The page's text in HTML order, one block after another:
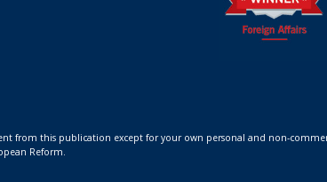
from this publication except for your own personal and non-
Reform.